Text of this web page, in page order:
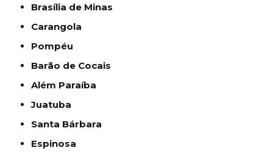
Brasília de Minas
Carangola
Pompéu
Barão de Cocais
Além Paraíba
Juatuba
Santa Bárbara
Espinosa